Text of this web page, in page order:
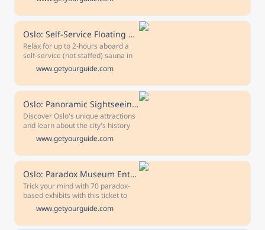
ship boat tour. Discover the
charming landscapes, and
fantastic city views surrounding
Oslo.
Oslo: Self-Service Floating Sauna Ticket
Relax for up to 2-hours aboard a
self-service (not staffed) sauna in
Oslo. Enjoy an authentic Nordic
experience and embrace your
inner-Viking as you brave the icy
waters of the fjord.
www.getyourguide.com
Oslo: Panoramic Sightseeing Tour
Discover Oslo's unique attractions
and learn about the city's history
on a comprehensive guided tour.
See panoramic views of the city
from Holmenkollen Hill and learn
about Gustav Vigeland.
www.getyourguide.com
Oslo: Paradox Museum Entry Ticket
Trick your mind with 70 paradox-
based exhibits with this ticket to
the family-friendly Paradox
Museum Oslo. Engage yours
senses with interactive exhibits
www.getyourguide.com